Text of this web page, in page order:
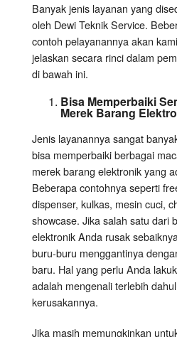
Banyak jenis layanan yang
oleh Dewi Teknik Service.
contoh pelayanannya akan kami
jelaskan secara rinci dalam
di bawah ini.
Bisa Memperbaiki
Merek Barang
Jenis layanannya sangat
bisa memperbaiki berbagai
merek barang elektronik yang
Beberapa contohnya seperti
dispenser, kulkas, mesin cuci,
showcase. Jika salah satu dari
elektronik Anda rusak
buru-buru menggantinya
baru. Hal yang perlu Anda
adalah mengenali terlebih
kerusakannya.
Jika masih memungkinkan